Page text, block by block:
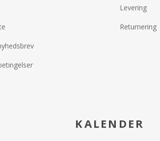
Levering
Returnering
KALENDER